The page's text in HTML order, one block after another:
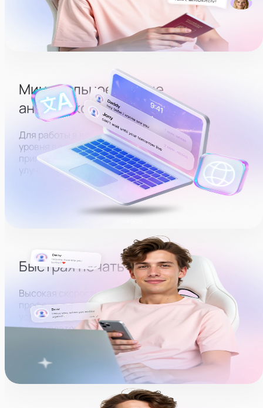
Минимальное знание
английского
Для работы в вебкам-индустрии достаточно
уровня владения elementary. Это может
пригодиться для быстрого общения в чате и
улучшения автоматического перевода.
Быстрая печать
Высокая скорость печати — базовое качество
профессионального оператора. Нужно будет
успевать постоянно поддерживать общение со
всеми платежеспособными пользователями,
которые смотрят модель.